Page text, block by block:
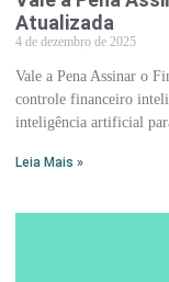
Atualizada
4 de dezembro de 2025
Vale a Pena Assinar o
controle financeiro
inteligência artificial
Leia Mais »